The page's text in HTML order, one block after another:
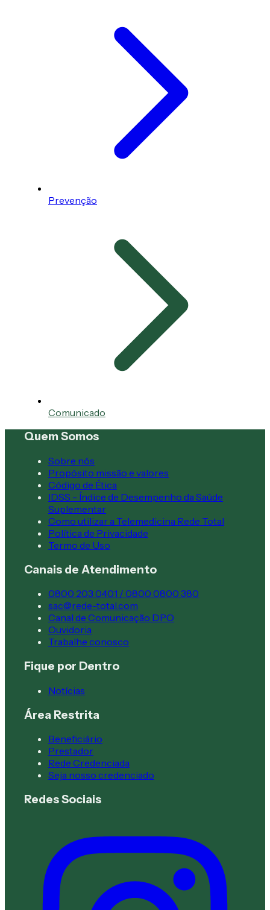
Prevenção
Comunicado
Quem Somos
Sobre nós
Propósito missão e valores
Código de Ética
IDSS - Índice de Desempenho da Saúde
Suplementar
Como utilizar a Telemedicina Rede Total
Política de Privacidade
Termo de Uso
Canais de Atendimento
0800 203 0401 / 0800 0800 380
sac@rede-total.com
Canal de Comunicação DPO
Ouvidoria
Trabalhe conosco
Fique por Dentro
Notícias
Área Restrita
Beneficiário
Prestador
Rede Credenciada
Seja nosso credenciado
Redes Sociais